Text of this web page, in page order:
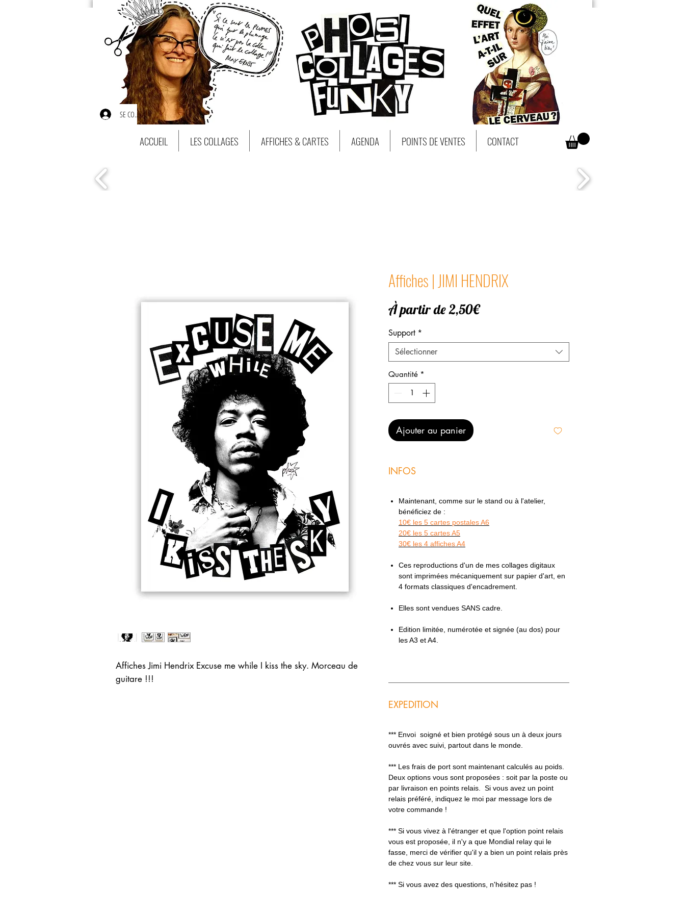
SE CONNECTER
ACCUEIL LES COLLAGES AFFICHES & CARTES AGENDA POINTS DE VENTES CONTACT
Affiches Jimi Hendrix Excuse me while I kiss the sky. Morceau de
guitare !!!
Affiches | JIMI HENDRIX
À partir de2,50€Prix
Support *
Sélectionner
Quantité *
Ajouter au panier
INFOS
Maintenant, comme sur le stand ou à l'atelier,
bénéficiez de :
10€ les 5 cartes postales A6
20€ les 5 cartes A5
30€ les 4 affiches A4
Ces reproductions d'un de mes collages digitaux
sont imprimées mécaniquement sur papier d'art, en
4 formats classiques d'encadrement.
Elles sont vendues SANS cadre.
Edition limitée, numérotée et signée (au dos) pour
les A3 et A4.
EXPEDITION
*** Envoi soigné et bien protégé sous un à deux jours
ouvrés avec suivi, partout dans le monde.
*** Les frais de port sont maintenant calculés au poids.
Deux options vous sont proposées : soit par la poste ou
par livraison en points relais. Si vous avez un point
relais préféré, indiquez le moi par message lors de
votre commande !
*** Si vous vivez à l'étranger et que l'option point relais
vous est proposée, il n'y a que Mondial relay qui le
fasse, merci de vérifier qu'il y a bien un point relais près
de chez vous sur leur site.
*** Si vous avez des questions, n'hésitez pas !